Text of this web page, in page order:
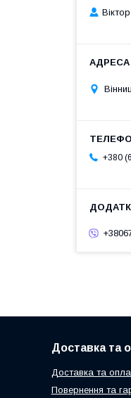
Віктор
+380
Доставка та
Доставка та
Повернення та